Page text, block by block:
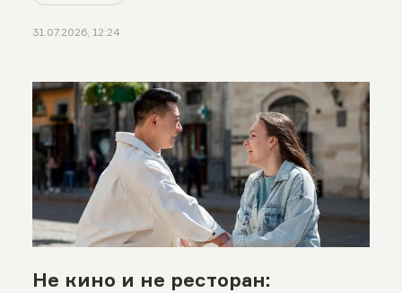
31.07.2026, 12:24
Не кино и не ресторан: